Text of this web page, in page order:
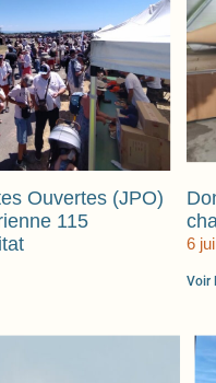
Ouvertes (JPO)
115
6
Voir